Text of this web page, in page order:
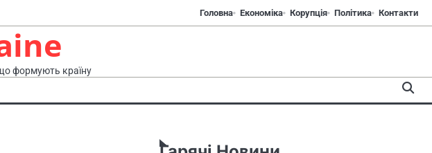
Головна Економіка Корупція Політика Контакти
формують країну